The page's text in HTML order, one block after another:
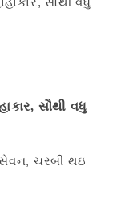
સૌથી વધુ